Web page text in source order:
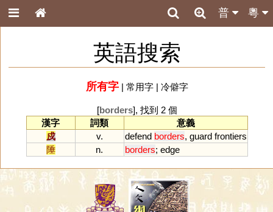
粵
普
英語搜索
所有字| 常用字| 冷僻字
[borders], 找到 2 個
漢字
詞類
意義
戍
v. defend borders, guard frontiers
陲
n. borders; edge